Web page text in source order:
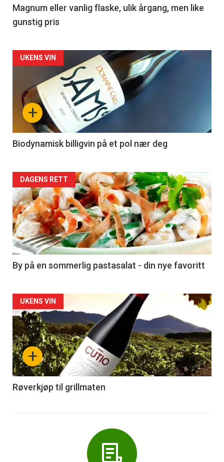
3
Magnum eller vanlig flaske, ulik årgang, men like
gunstig pris
Forsiden
akkurat
nå
4
+
UKENS VIN
Biodynamisk billigvin på et pol nær deg
Forsiden
akkurat
nå
-
5
DAGENS RETT
By på en sommerlig pastasalat - din nye favoritt
Forsiden
akkurat
nå
-
6
+
UKENS VIN
Røverkjøp til grillmaten